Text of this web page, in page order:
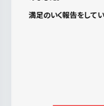
で、このこともここは
〇〇さん、〇〇さん、〇